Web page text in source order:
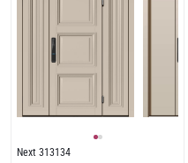
Next 313134